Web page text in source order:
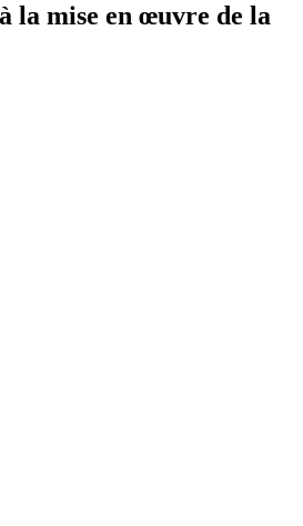
la mise en œuvre de la